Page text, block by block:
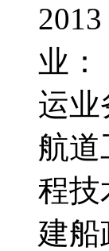
业
运业
航道
程
建船